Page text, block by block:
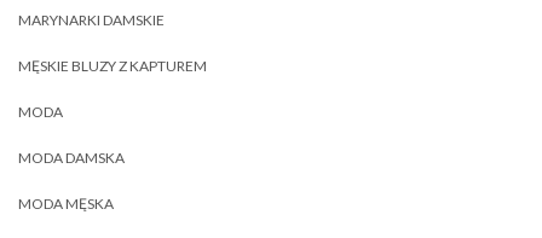
MARYNARKI DAMSKIE
MĘSKIE BLUZY Z KAPTUREM
MODA
MODA DAMSKA
MODA MĘSKA